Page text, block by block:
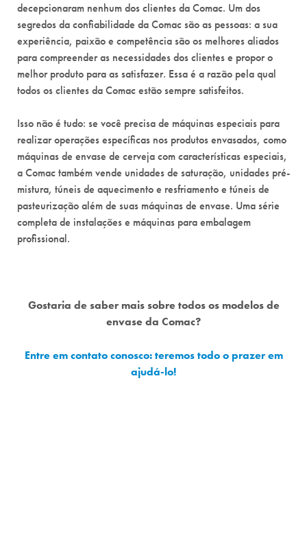
decepcionaram nenhum dos clientes da Comac. Um dos
segredos da confiabilidade da Comac são as pessoas: a sua
experiência, paixão e competência são os melhores aliados
para compreender as necessidades dos clientes e propor o
melhor produto para as satisfazer. Essa é a razão pela qual
todos os clientes da Comac estão sempre satisfeitos.
Isso não é tudo: se você precisa de máquinas especiais para
realizar operações específicas nos produtos envasados, como
máquinas de envase de cerveja com características especiais,
a Comac também vende unidades de saturação, unidades pré-
mistura, túneis de aquecimento e resfriamento e túneis de
pasteurização além de suas máquinas de envase. Uma série
completa de instalações e máquinas para embalagem
profissional.
Gostaria de saber mais sobre todos os modelos de
envase da Comac?
Entre em contato conosco: teremos todo o prazer em
ajudá-lo!